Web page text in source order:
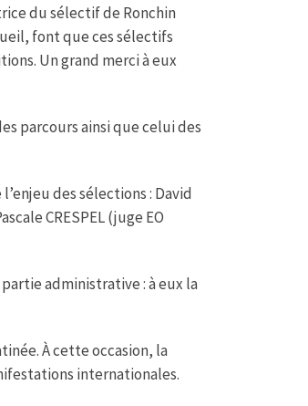
du sélectif de Ronchin
font que ces sélectifs
Un grand merci à eux
parcours ainsi que celui des
des sélections : David
CRESPEL (juge EO
administrative : à eux la
À cette occasion, la
internationales.